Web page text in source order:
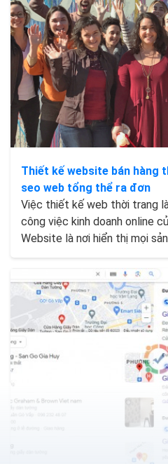
Thiết kế website bán hàng
seo web tổng thể ra đơn
Việc thiết kế web thời trang
công việc kinh doanh online
Website là nơi hiển thị mọi